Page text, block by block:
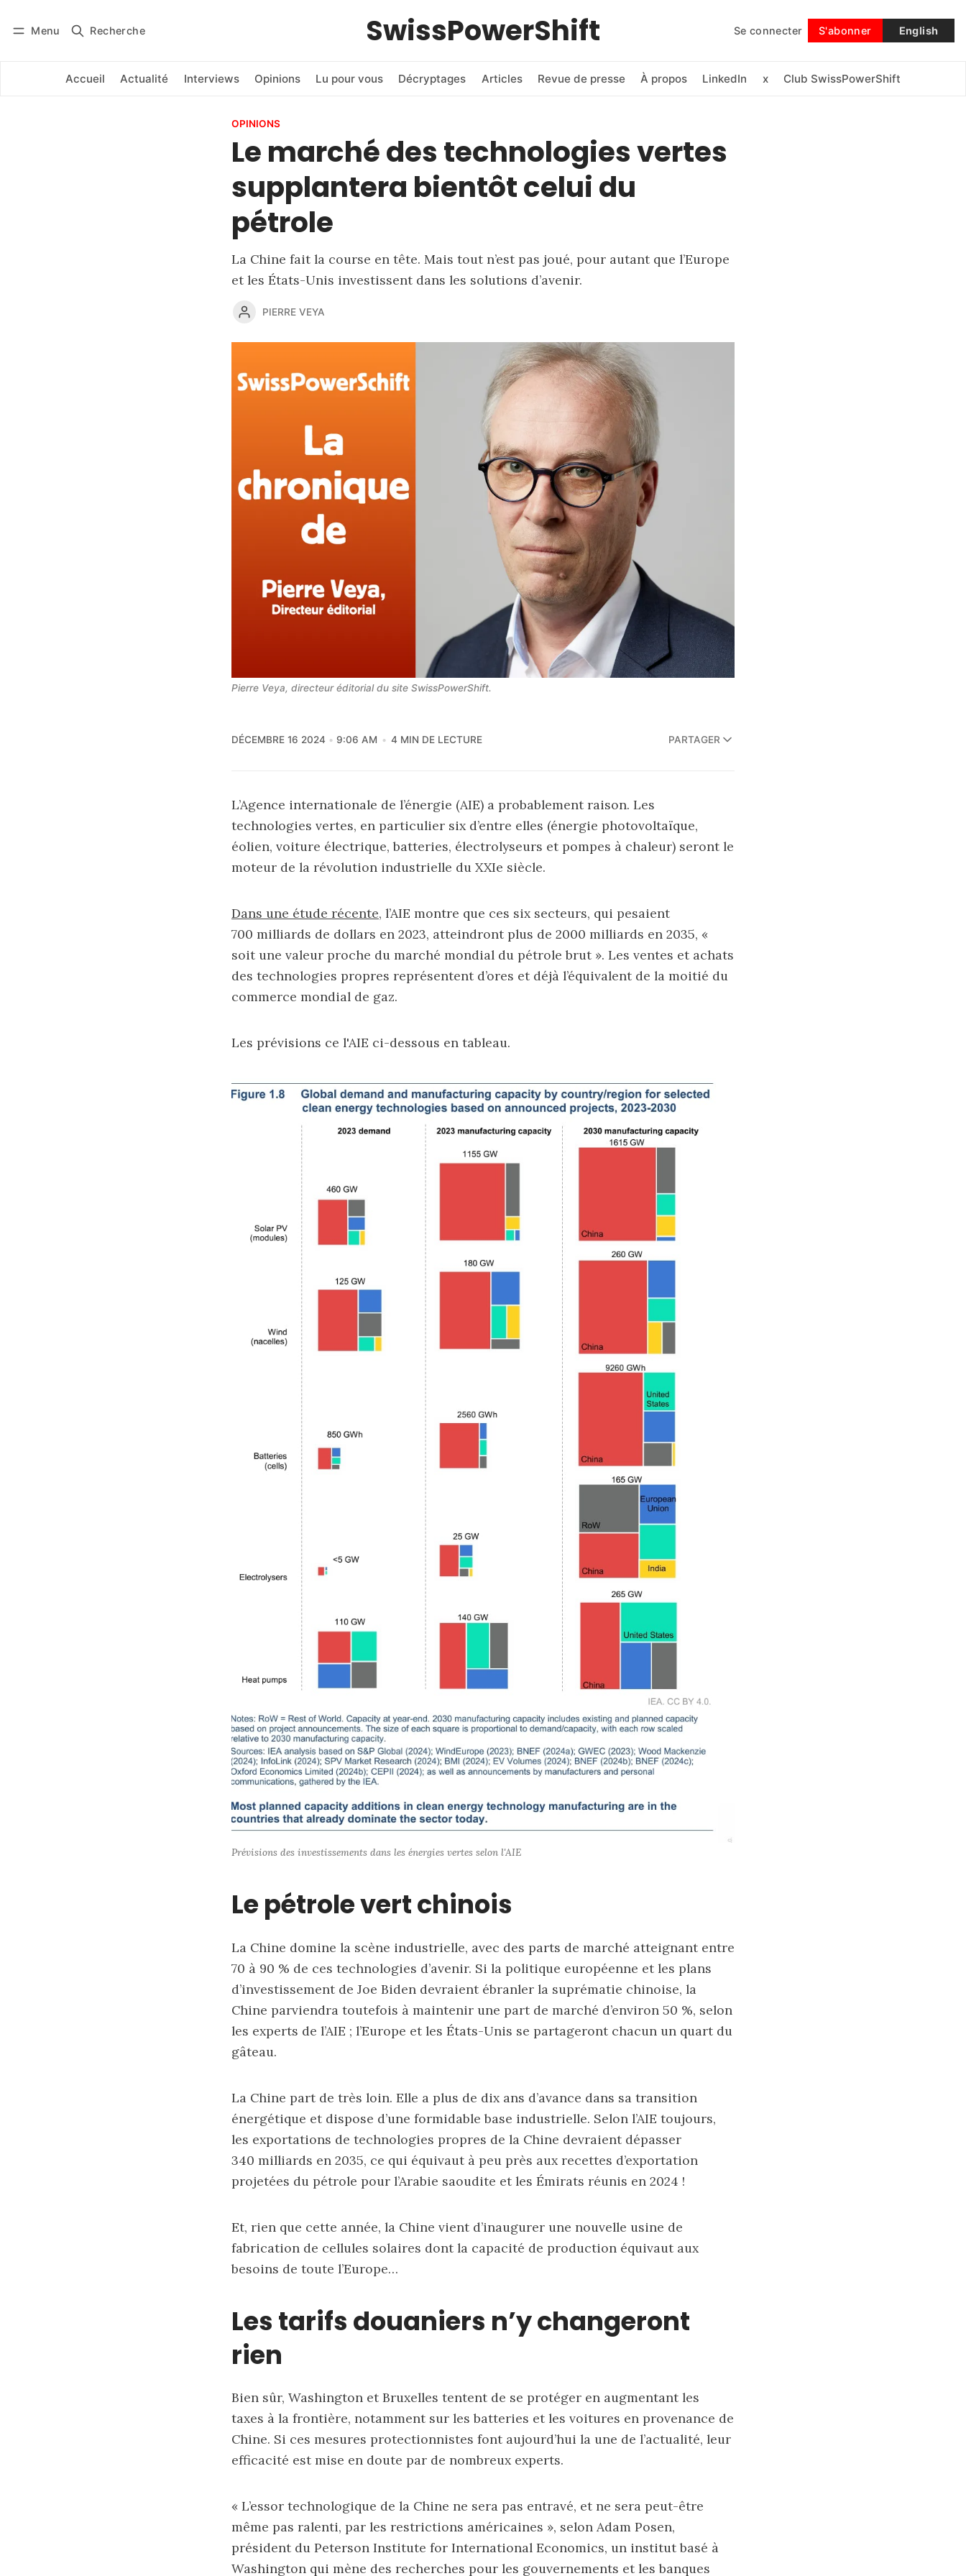
Menu Recherche SwissPowerShift Se connecter S'abonner English
Accueil Actualité Interviews Opinions Lu pour vous Décryptages Articles Revue de presse À propos LinkedIn x Club SwissPowerShift
Se connecter Suivre
OPINIONS
Le marché des technologies vertes
supplantera bientôt celui du
pétrole
La Chine fait la course en tête. Mais tout n’est pas joué, pour autant que l’Europe
et les États-Unis investissent dans les solutions d’avenir.
PIERRE VEYA
Pierre Veya, directeur éditorial du site SwissPowerShift.
DÉCEMBRE 16 2024 9:06 AM 4 MIN DE LECTURE PARTAGER
L’Agence internationale de l’énergie (AIE) a probablement raison. Les
technologies vertes, en particulier six d’entre elles (énergie photovoltaïque,
éolien, voiture électrique, batteries, électrolyseurs et pompes à chaleur) seront le
moteur de la révolution industrielle du XXIe siècle.
Dans une étude récente, l’AIE montre que ces six secteurs, qui pesaient
700 milliards de dollars en 2023, atteindront plus de 2000 milliards en 2035, «
soit une valeur proche du marché mondial du pétrole brut ». Les ventes et achats
des technologies propres représentent d’ores et déjà l’équivalent de la moitié du
commerce mondial de gaz.
Les prévisions ce l'AIE ci-dessous en tableau.
Prévisions des investissements dans les énergies vertes selon l'AIE
Le pétrole vert chinois
La Chine domine la scène industrielle, avec des parts de marché atteignant entre
70 à 90 % de ces technologies d’avenir. Si la politique européenne et les plans
d’investissement de Joe Biden devraient ébranler la suprématie chinoise, la
Chine parviendra toutefois à maintenir une part de marché d’environ 50 %, selon
les experts de l’AIE ; l’Europe et les États-Unis se partageront chacun un quart du
gâteau.
La Chine part de très loin. Elle a plus de dix ans d’avance dans sa transition
énergétique et dispose d’une formidable base industrielle. Selon l’AIE toujours,
les exportations de technologies propres de la Chine devraient dépasser
340 milliards en 2035, ce qui équivaut à peu près aux recettes d’exportation
projetées du pétrole pour l’Arabie saoudite et les Émirats réunis en 2024 !
Et, rien que cette année, la Chine vient d’inaugurer une nouvelle usine de
fabrication de cellules solaires dont la capacité de production équivaut aux
besoins de toute l’Europe…
Les tarifs douaniers n’y changeront
rien
Bien sûr, Washington et Bruxelles tentent de se protéger en augmentant les
taxes à la frontière, notamment sur les batteries et les voitures en provenance de
Chine. Si ces mesures protectionnistes font aujourd’hui la une de l’actualité, leur
efficacité est mise en doute par de nombreux experts.
« L’essor technologique de la Chine ne sera pas entravé, et ne sera peut-être
même pas ralenti, par les restrictions américaines », selon Adam Posen,
président du Peterson Institute for International Economics, un institut basé à
Washington qui mène des recherches pour les gouvernements et les banques